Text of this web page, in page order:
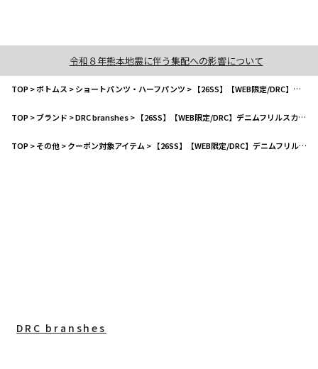
令和８年熊本地震に伴う集配への影響について
TOP>ボトムス >ショートパンツ・ハーフパンツ > 【26SS】【WEB限定/DRC】デニムフリルスカパン
TOP>ブランド >DRC branshes> 【26SS】【WEB限定/DRC】デニムフリルスカパン
TOP>その他>クーポン対象アイテム > 【26SS】【WEB限定/DRC】デニムフリルスカパン
DRC branshes